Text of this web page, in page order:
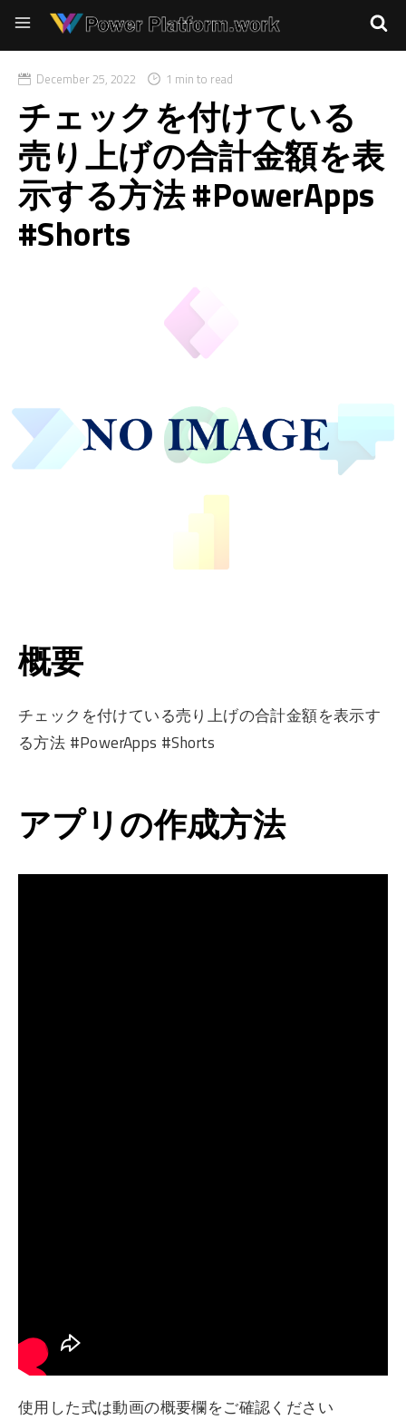
December 25, 2022 1 min to read
チェックを付けている
売り上げの合計金額を表
示する方法 #PowerApps
#Shorts
概要
チェックを付けている売り上げの合計金額を表示す
る方法 #PowerApps #Shorts
アプリの作成方法
使用した式は動画の概要欄をご確認ください